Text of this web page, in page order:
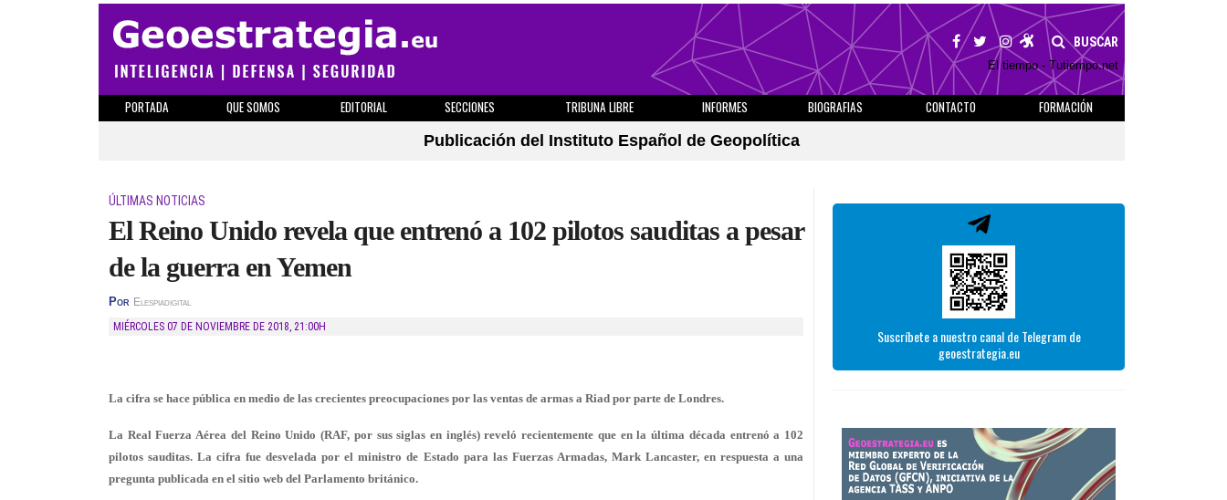
BUSCAR
El tiempo - Tutiempo.net
PORTADA QUE SOMOS EDITORIAL SECCIONES TRIBUNA LIBRE INFORMES BIOGRAFIAS CONTACTO
FORMACIÓN
Publicación del Instituto Español de Geopolítica
ÚLTIMAS NOTICIAS
El Reino Unido revela que entrenó a 102 pilotos sauditas a pesar
de la guerra en Yemen
Por Elespiadigital
MIÉRCOLES 07 DE NOVIEMBRE DE 2018, 21:00H
La cifra se hace pública en medio de las crecientes preocupaciones por las ventas de armas a Riad por parte de Londres.
La Real Fuerza Aérea del Reino Unido (RAF, por sus siglas en inglés) reveló recientemente que en la última década entrenó a 102
pilotos sauditas.La cifra fue desvelada por el ministro de Estado para las Fuerzas Armadas, Mark Lancaster, en respuesta a una
pregunta publicada en el sitio web del Parlamento británico.
Suscríbete a nuestro canal de Telegram de
geoestrategia.eu